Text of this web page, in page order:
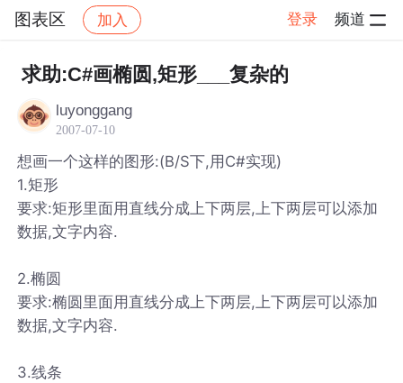
图表区 加入 登录 频道
社区 图表区 帖子详情
求助:C#画椭圆,矩形___复杂的
luyonggang
2007-07-10
想画一个这样的图形:(B/S下,用C#实现)
1.矩形
要求:矩形里面用直线分成上下两层,上下两层可以添加
数据,文字内容.
2.椭圆
要求:椭圆里面用直线分成上下两层,上下两层可以添加
数据,文字内容.
3.线条